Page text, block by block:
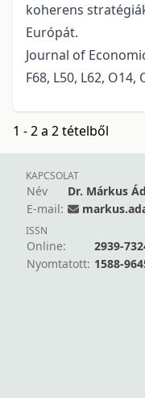
koherens
Európát.
Journal of
F68, L50, L62, O14,
1 - 2 a 2 tételből
KAPCSOLAT
Név
Dr. Márkus
E-mail:
ISSN
Online:
2939-
Nyomtatott: 1588-